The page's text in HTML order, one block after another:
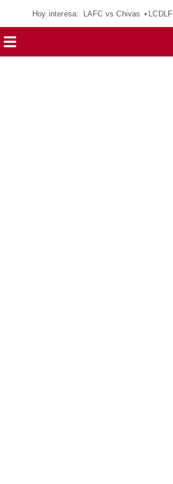
Hoy interesa: LAFC vs Chivas LCDLF